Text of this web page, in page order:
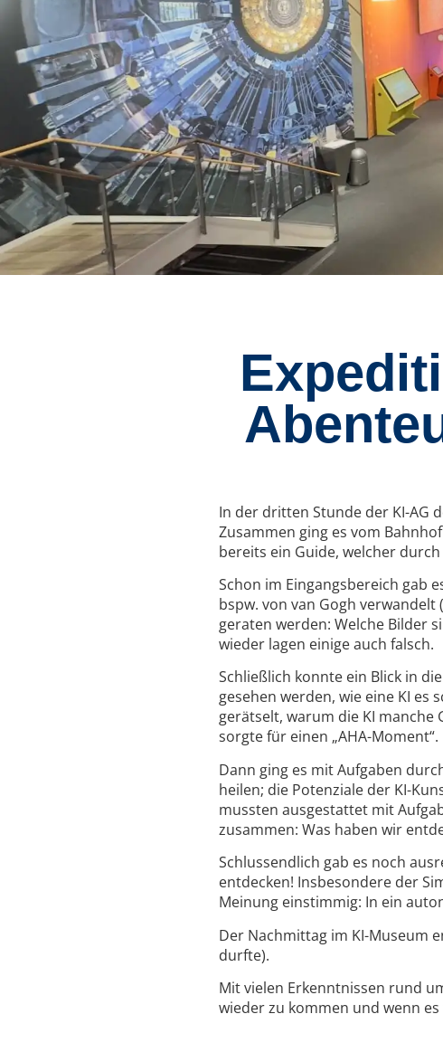
In der dritten Stunde der KI-AG
Zusammen ging es vom
bereits ein Guide, welcher
Schon im Eingangsbereich gab
bspw. von van Gogh
geraten werden: Welche Bilder
wieder lagen einige auch falsch.
Schließlich konnte ein Blick in
gesehen werden, wie eine KI es
gerätselt, warum die KI
sorgte für einen „AHA-Moment“.
Dann ging es mit Aufgaben
heilen; die Potenziale der KI-
mussten ausgestattet mit
zusammen: Was haben wir
Schlussendlich gab es noch
entdecken! Insbesondere der
Meinung einstimmig: In ein
Der Nachmittag im KI-Museum
durfte).
Mit vielen Erkenntnissen rund
wieder zu kommen und wenn